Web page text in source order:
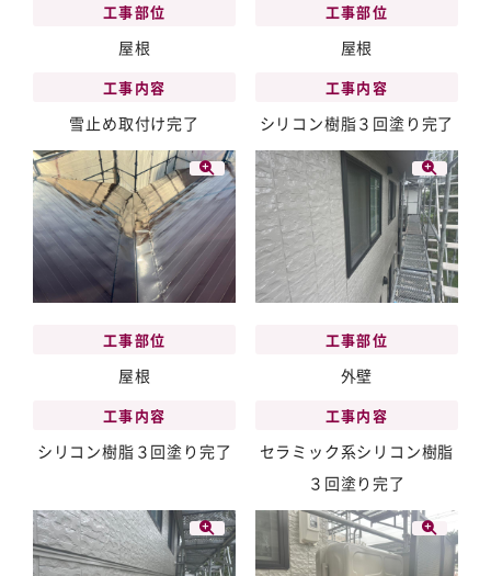
工事部位
屋根
工事内容
雪止め取付け完了
工事部位
屋根
工事内容
シリコン樹脂３回塗り完了
工事部位
屋根
工事内容
シリコン樹脂３回塗り完了
工事部位
外壁
工事内容
セラミック系シリコン樹脂
３回塗り完了